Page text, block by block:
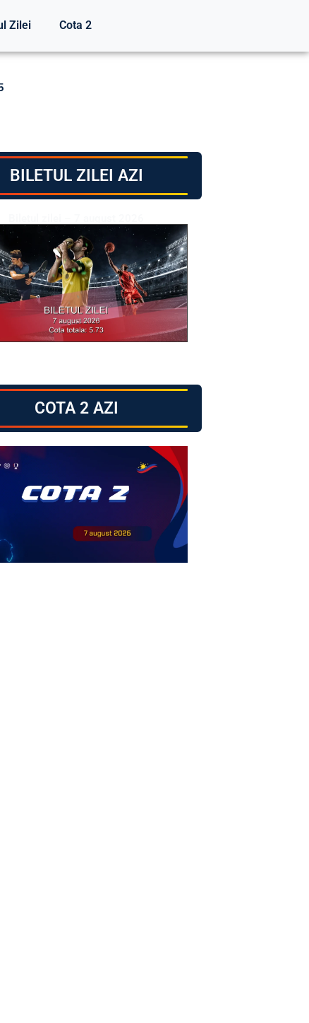
Zilei Cota 2
BILETUL ZILEI AZI
COTA 2 AZI